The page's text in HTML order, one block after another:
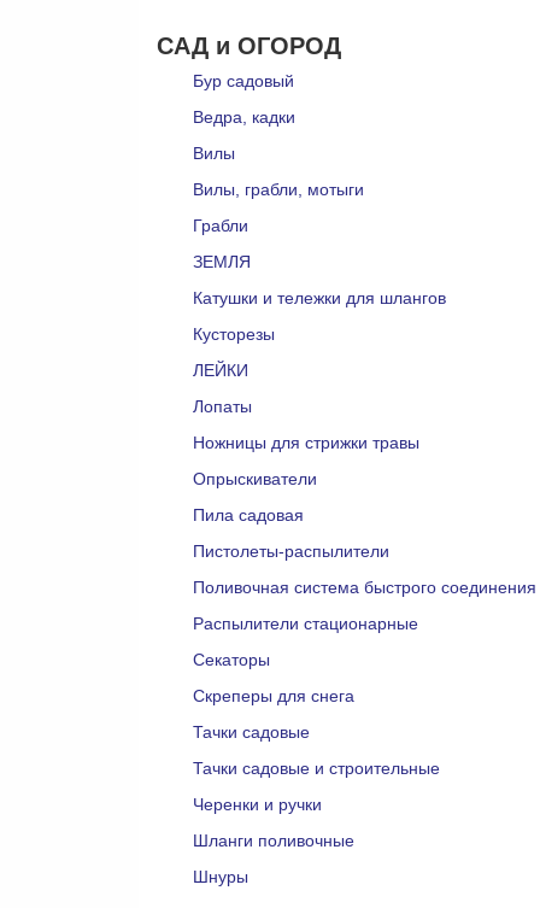
САД и ОГОРОД
Бур садовый
Ведра, кадки
Вилы
Вилы, грабли, мотыги
Грабли
ЗЕМЛЯ
Катушки и тележки для шлангов
Кусторезы
ЛЕЙКИ
Лопаты
Ножницы для стрижки травы
Опрыскиватели
Пила садовая
Пистолеты-распылители
Поливочная система быстрого соединения
Распылители стационарные
Секаторы
Скреперы для снега
Тачки садовые
Тачки садовые и строительные
Черенки и ручки
Шланги поливочные
Шнуры